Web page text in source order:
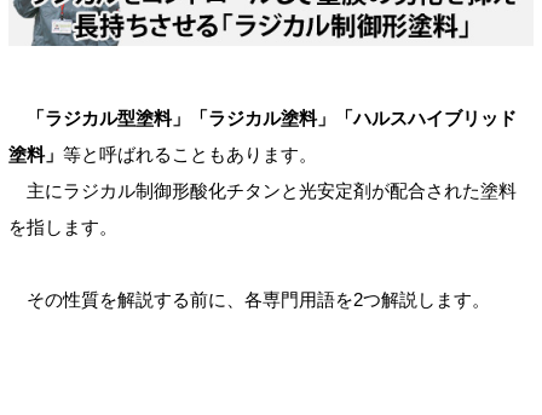
「ラジカル型塗料」「ラジカル塗料」「ハルスハイブリッド
塗料」 等と呼ばれることもあります。
主にラジカル制御形酸化チタンと光安定剤が配合された塗料
を指します。
その性質を解説する前に、各専門用語を2つ解説します。